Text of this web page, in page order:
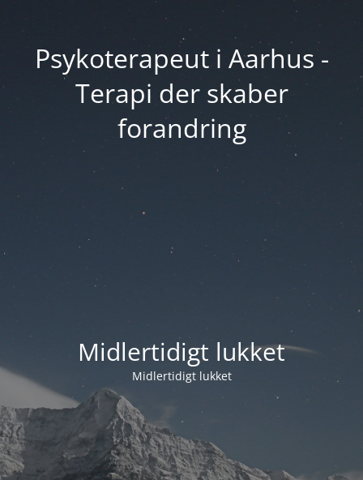
Psykoterapeut i Aarhus -
Terapi der skaber
forandring
Midlertidigt lukket
Midlertidigt lukket